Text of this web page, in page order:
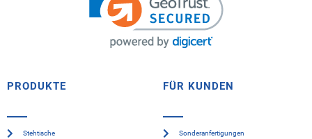
PRODUKTE
Stehtische
FÜR KUNDEN
Sonderanfertigungen